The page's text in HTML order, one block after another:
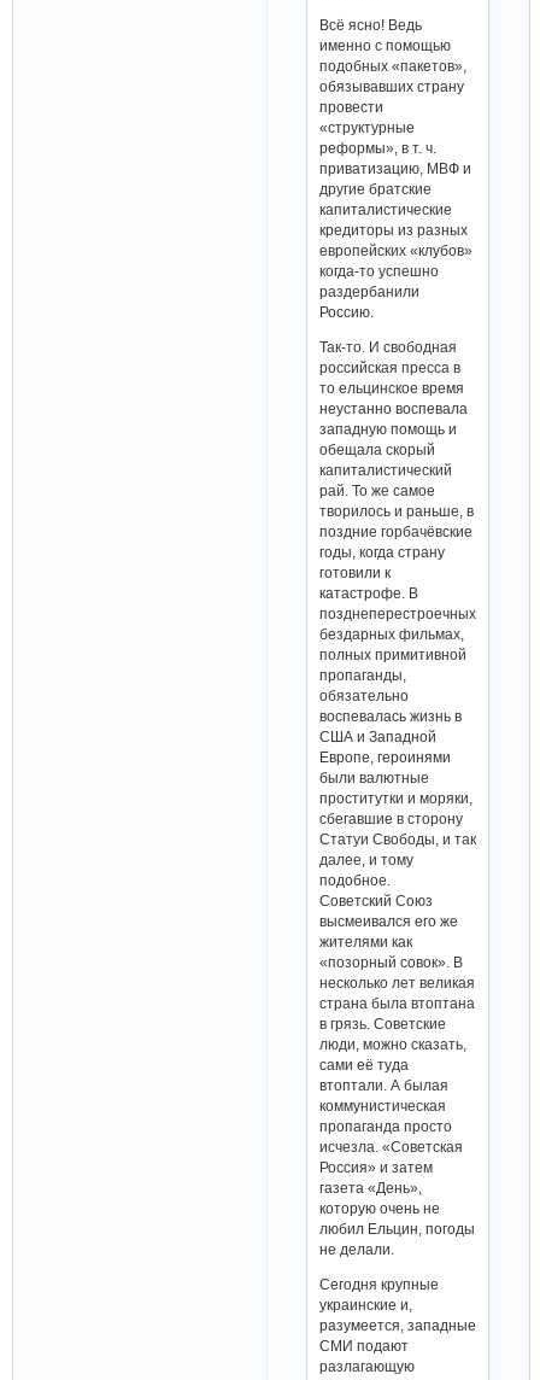
Всё ясно! Ведь
именно с помощью
подобных «пакетов»,
обязывавших страну
провести
«структурные
реформы», в т. ч.
приватизацию, МВФ и
другие братские
капиталистические
кредиторы из разных
европейских «клубов»
когда-то успешно
раздербанили
Россию.
Так-то. И свободная
российская пресса в
то ельцинское время
неустанно воспевала
западную помощь и
обещала скорый
капиталистический
рай. То же самое
творилось и раньше, в
поздние горбачёвские
годы, когда страну
готовили к
катастрофе. В
позднеперестроечных
бездарных фильмах,
полных примитивной
пропаганды,
обязательно
воспевалась жизнь в
США и Западной
Европе, героинями
были валютные
проститутки и моряки,
сбегавшие в сторону
Статуи Свободы, и так
далее, и тому
подобное.
Советский Союз
высмеивался его же
жителями как
«позорный совок». В
несколько лет великая
страна была втоптана
в грязь. Советские
люди, можно сказать,
сами её туда
втоптали. А былая
коммунистическая
пропаганда просто
исчезла. «Советская
Россия» и затем
газета «День»,
которую очень не
любил Ельцин, погоды
не делали.
Сегодня крупные
украинские и,
разумеется, западные
СМИ подают
разлагающую